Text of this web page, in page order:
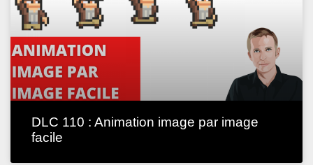
DLC 110 : Animation image par image
facile